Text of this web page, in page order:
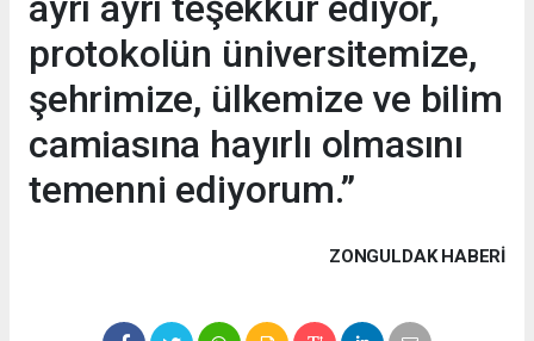
protokolün üniversitemize,
şehrimize, ülkemize ve bilim
camiasına hayırlı olmasını
temenni ediyorum.”
ZONGULDAK HABERİ